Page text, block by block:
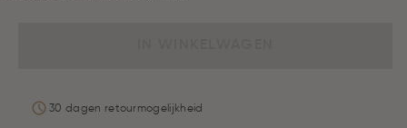
30 dagen retourmogelijkheid